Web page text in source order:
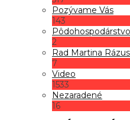
Pozývame Vás
143
Pôdohospodárstvo
2
Rad Martina
7
Video
1533
Nezaradené
16